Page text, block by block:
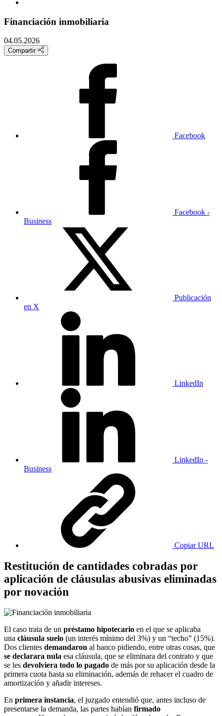
Financiación inmobiliaria
04.05.2026
Compartir
Facebook
Facebook -
Business
Publicación
en X
LinkedIn
LinkedIn -
Business
Copiar URL
Restitución de cantidades cobradas por
aplicación de cláusulas abusivas eliminadas
por novación
El caso trata de un préstamo hipotecario en el que se aplicaba
una cláusula suelo (un interés mínimo del 3%) y un “techo” (15%).
Dos clientes demandaron al banco pidiendo, entre otras cosas, que
se declarara nula esa cláusula, que se eliminara del contrato y que
se les devolviera todo lo pagado de más por su aplicación desde la
primera cuota hasta su eliminación, además de rehacer el cuadro de
amortización y añadir intereses.
En primera instancia, el juzgado entendió que, antes incluso de
presentarse la demanda, las partes habían firmado